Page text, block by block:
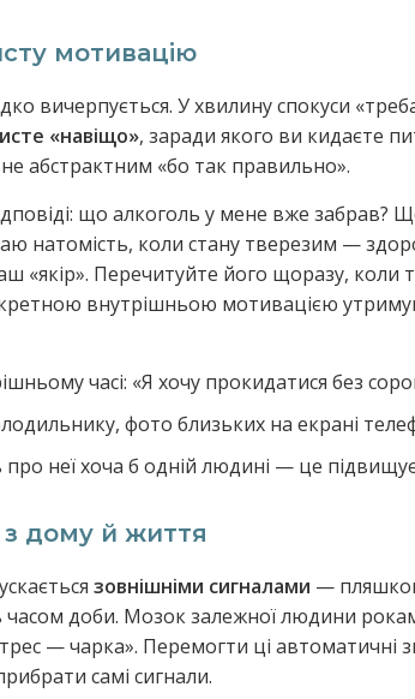
мотивацію
вичерпується. У хвилину спокуси
«навіщо», заради якого ви кидаєте
абстрактним «бо так правильно».
що алкоголь у мене вже забрав?
натомість, коли стану тверезим —
«якір». Перечитуйте його щоразу, коли
внутрішньою мотивацією
часі: «Я хочу прокидатися без
фото близьких на екрані
неї хоча б одній людині — це підвищує
з дому й життя
зовнішніми сигналами —
доби. Мозок залежної людини
— чарка». Перемогти ці автоматичні
самі сигнали.